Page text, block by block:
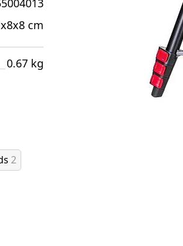
cm
0.67 kg
2